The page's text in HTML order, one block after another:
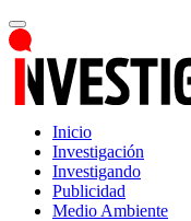
Inicio
Investigación
Investigando
Publicidad
Medio Ambiente